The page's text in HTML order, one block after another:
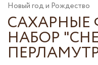
Новый год и Рождество
САХАРНЫЕ
НАБОР